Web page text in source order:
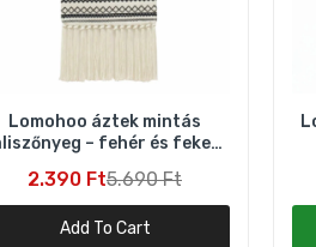
absztrakt beltéri szőnyeg –
Lomohoo áztek mintás
– fehér és fekete
2.390 Ft5.690 Ft
Add To Cart